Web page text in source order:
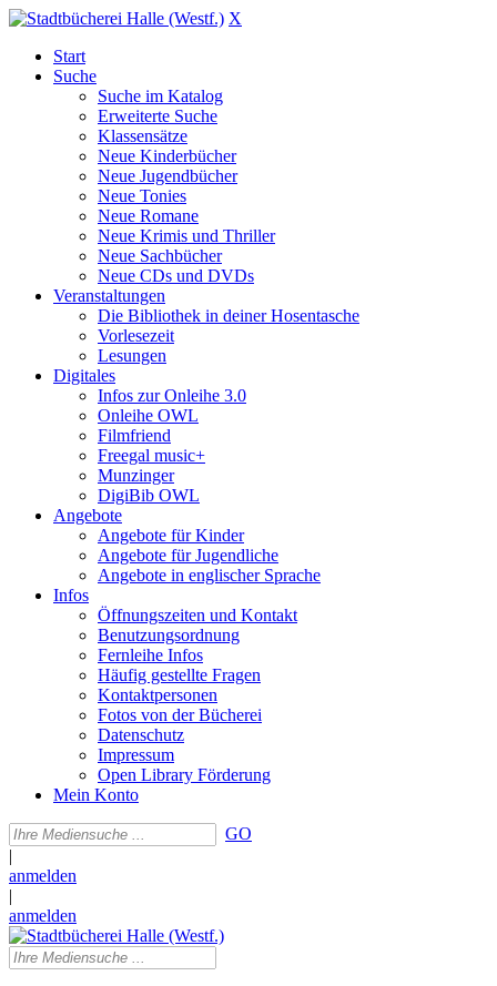
X
Start
Suche
Suche im Katalog
Erweiterte Suche
Klassensätze
Neue Kinderbücher
Neue Jugendbücher
Neue Tonies
Neue Romane
Neue Krimis und Thriller
Neue Sachbücher
Neue CDs und DVDs
Veranstaltungen
Die Bibliothek in deiner Hosentasche
Vorlesezeit
Lesungen
Digitales
Infos zur Onleihe 3.0
Onleihe OWL
Filmfriend
Freegal music+
Munzinger
DigiBib OWL
Angebote
Angebote für Kinder
Angebote für Jugendliche
Angebote in englischer Sprache
Infos
Öffnungszeiten und Kontakt
Benutzungsordnung
Fernleihe Infos
Häufig gestellte Fragen
Kontaktpersonen
Fotos von der Bücherei
Datenschutz
Impressum
Open Library Förderung
Mein Konto
GO
|
anmelden
|
anmelden